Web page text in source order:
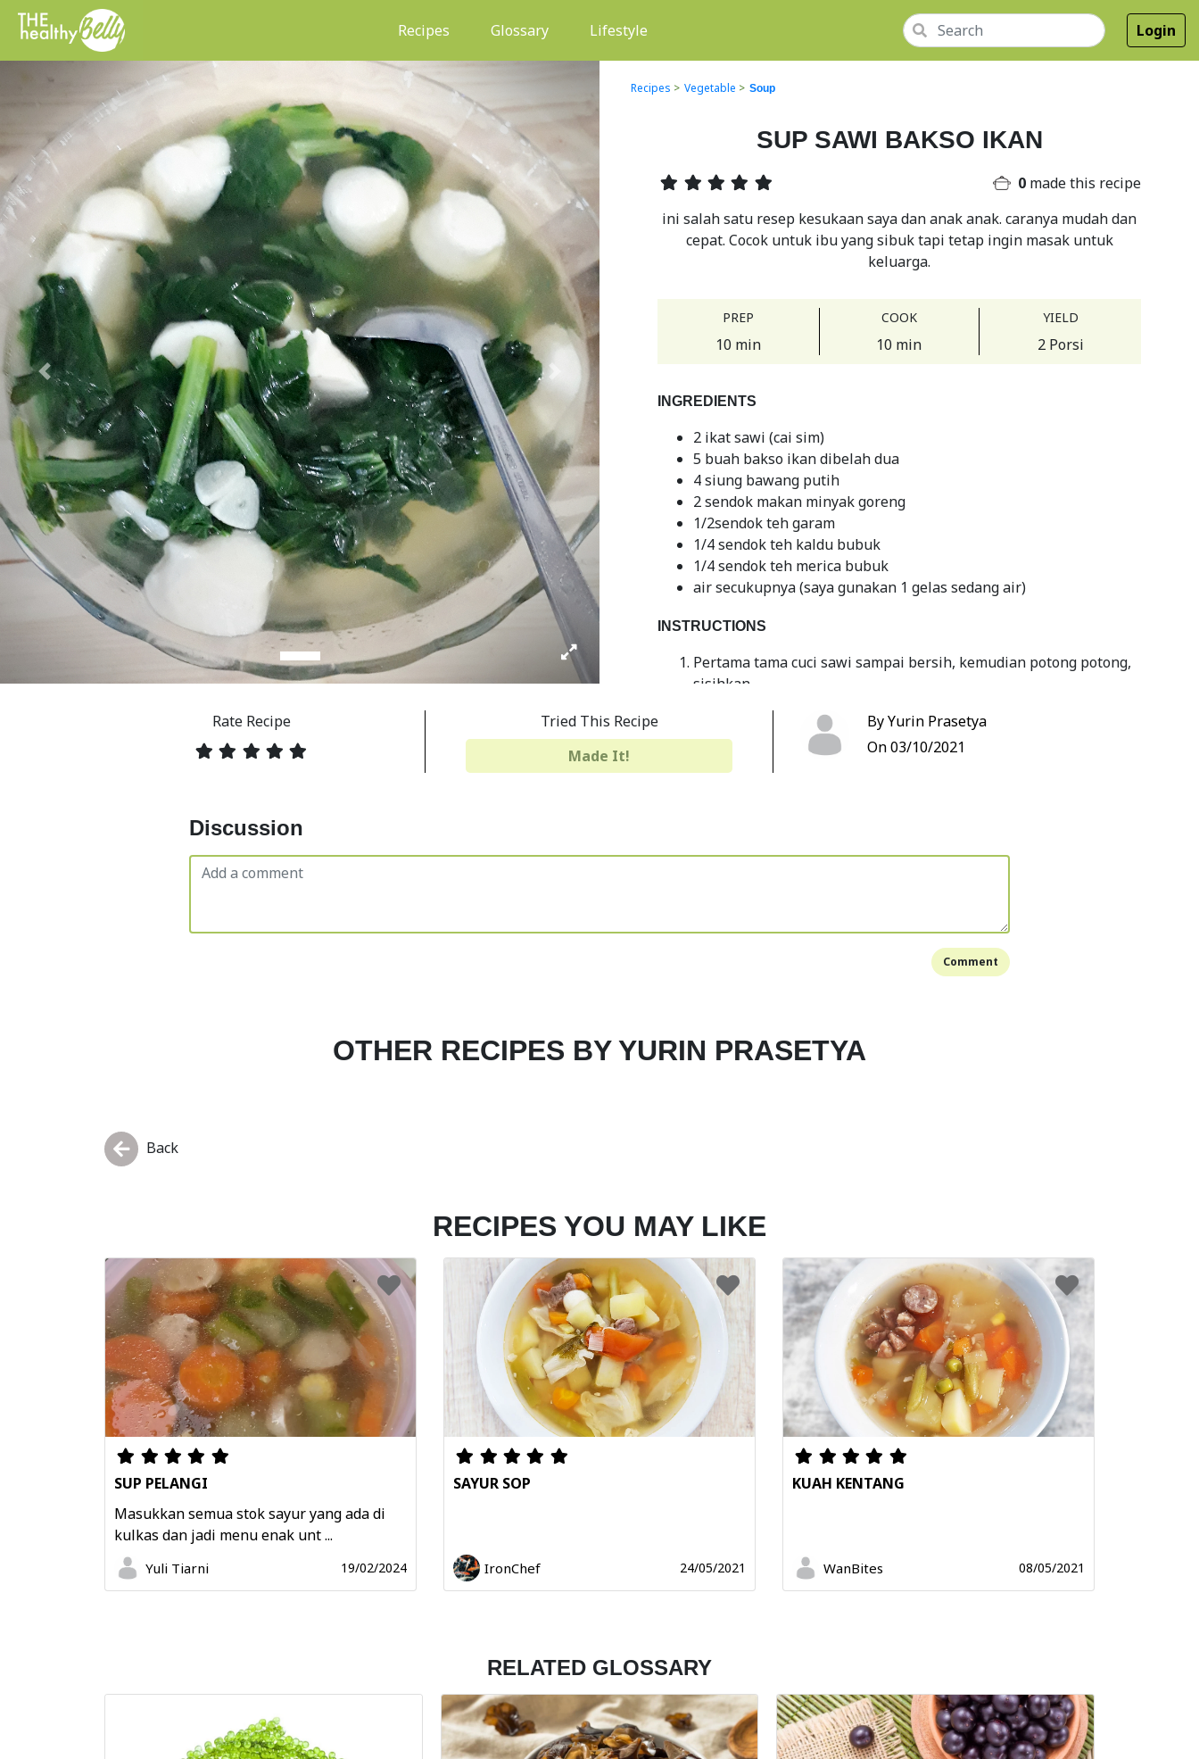
Recipes (current)Glossary Lifestyle Login
Previous Next
Recipes > Vegetable > Soup
SUP SAWI BAKSO IKAN
0 made this recipe
ini salah satu resep kesukaan saya dan anak anak. caranya mudah dan
cepat. Cocok untuk ibu yang sibuk tapi tetap ingin masak untuk
keluarga.
PREP
10 min
COOK
10 min
YIELD
2 Porsi
INGREDIENTS
2 ikat sawi (cai sim)
5 buah bakso ikan dibelah dua
4 siung bawang putih
2 sendok makan minyak goreng
1/2sendok teh garam
1/4 sendok teh kaldu bubuk
1/4 sendok teh merica bubuk
air secukupnya (saya gunakan 1 gelas sedang air)
INSTRUCTIONS
Pertama tama cuci sawi sampai bersih, kemudian potong potong,
sisihkan
Lalu potong bakso ikan menjadi 2 bagian.
Kemudian iris tipis bawang putih, sisihkan
Setelah itu, tuangkan 2 sendok minyak goreng ke wajan panaskan
(jika dirasa kurang bisa ditambahkan bumbu sesuai selera.
Masak kurang lebih 10 menit lalu angkat. dan sajikan❤
Rate Recipe
Tried This Recipe
Made It!
By Yurin Prasetya
On 03/10/2021
Discussion
Comment
OTHER RECIPES BY YURIN PRASETYA
Back
RECIPES YOU MAY LIKE
SUP PELANGI
Masukkan semua stok sayur yang ada di
kulkas dan jadi menu enak unt ...
Yuli Tiarni 19/02/2024
SAYUR SOP
IronChef 24/05/2021
KUAH KENTANG
WanBites 08/05/2021
RELATED GLOSSARY